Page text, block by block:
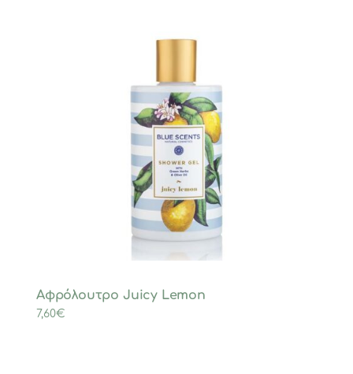
Αφρόλουτρο Juicy Lemon
7,60€